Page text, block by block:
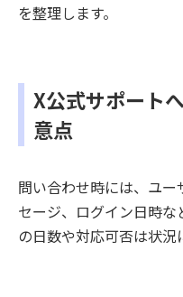
を整理します。
X公式サポート
意点
問い合わせ時には、ユ
セージ、ログイン日時
の日数や対応可否は状況